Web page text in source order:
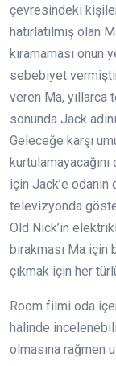
çevresindeki
hatırlatılmış olan
kıramaması onun
sebebiyet
veren Ma, yıllarca
sonunda Jack
Geleceğe karşı
için Jack’e odanın
televizyonda
Old Nick’in
bırakması Ma için
çıkmak için her
Room filmi oda
halinde
olmasına rağmen